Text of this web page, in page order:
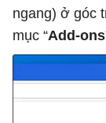
ngang) ở góc
mục “Add-ons